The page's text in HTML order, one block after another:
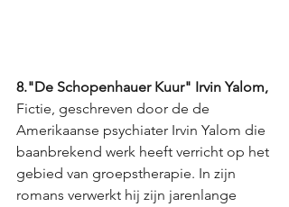
8."De Schopenhauer Kuur" Irvin Yalom,
Fictie, geschreven door de de
Amerikaanse psychiater Irvin Yalom die
baanbrekend werk heeft verricht op het
gebied van groepstherapie. In zijn
romans verwerkt hij zijn jarenlange